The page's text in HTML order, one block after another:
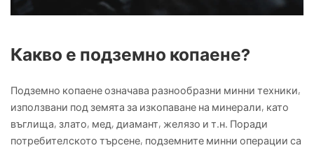
Какво е подземно копаене?
Подземно копаене означава разнообразни минни техники,
използвани под земята за изкопаване на минерали, като
въглища, злато, мед, диамант, желязо и т.н. Поради
потребителското търсене, подземните минни операции са